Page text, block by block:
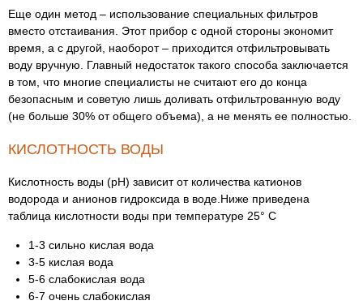
Еще один метод – использование специальных фильтров
вместо отстаивания. Этот прибор с одной стороны экономит
время, а с другой, наоборот – приходится отфильтровывать
воду вручную. Главный недостаток такого способа заключается
в том, что многие специалисты не считают его до конца
безопасным и советую лишь доливать отфильтрованную воду
(не больше 30% от общего объема), а не менять ее полностью.
КИСЛОТНОСТЬ ВОДЫ
Кислотность воды (pH) зависит от количества катионов
водорода и анионов гидроксида в воде.Ниже приведена
таблица кислотности воды при температуре 25° С
1-3 сильно кислая вода
3-5 кислая вода
5-6 слабокислая вода
6-7 очень слабокислая